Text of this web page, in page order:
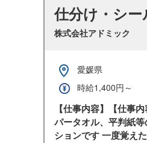
仕分け・シ
株式会社アドミック
愛媛県
時給1,400円～
【仕事内容】【仕事
パータオル、平判紙
ションです 一度覚え